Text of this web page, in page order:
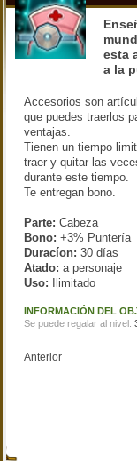
esta
a la
Accesorios son
que puedes traerlos
ventajas.
Tienen un tiempo
traer y quitar las
durante este tiempo.
Te entregan bono.
Parte: Cabeza
Bono: +3% Puntería
Duracíon: 30 días
Atado: a personaje
Uso: Ilimitado
INFORMACIÓN DEL
Se puede regalar al nivel:
Anterior